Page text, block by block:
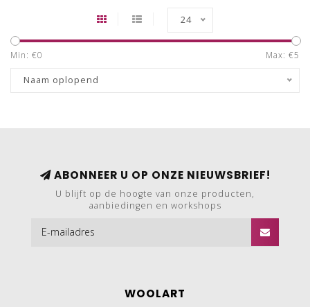
24
Min: €0 Max: €5
Naam oplopend
ABONNEER U OP ONZE NIEUWSBRIEF!
U blijft op de hoogte van onze producten,
aanbiedingen en workshops
WOOLART